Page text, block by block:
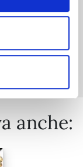
anche: